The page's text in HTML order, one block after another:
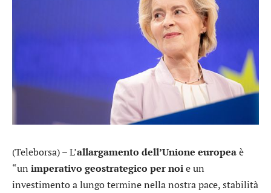
(Teleborsa) – L’allargamento dell’Unione europeaè
“un imperativo geostrategico per noie un
investimento a lungo termine nella nostra pace, stabilità